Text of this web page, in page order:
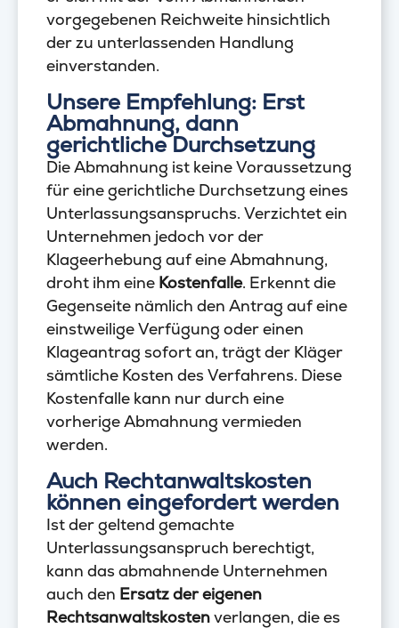
vorgegebenen Reichweite hinsichtlich
der zu unterlassenden Handlung
einverstanden.
Unsere Empfehlung: Erst
Abmahnung, dann
gerichtliche Durchsetzung
Die Abmahnung ist keine Voraussetzung
für eine gerichtliche Durchsetzung eines
Unterlassungsanspruchs. Verzichtet ein
Unternehmen jedoch vor der
Klageerhebung auf eine Abmahnung,
droht ihm eine Kostenfalle. Erkennt die
Gegenseite nämlich den Antrag auf eine
einstweilige Verfügung oder einen
Klageantrag sofort an, trägt der Kläger
sämtliche Kosten des Verfahrens. Diese
Kostenfalle kann nur durch eine
vorherige Abmahnung vermieden
werden.
Auch Rechtanwaltskosten
können eingefordert werden
Ist der geltend gemachte
Unterlassungsanspruch berechtigt,
kann das abmahnende Unternehmen
auch den Ersatz der eigenen
Rechtsanwaltskostenverlangen, die es